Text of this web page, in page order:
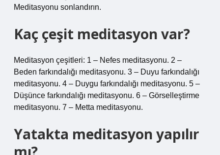
Meditasyonu sonlandırın.
Kaç çeşit meditasyon var?
Meditasyon çeşitleri: 1 – Nefes meditasyonu. 2 –
Beden farkındalığı meditasyonu. 3 – Duyu farkındalığı
meditasyonu. 4 – Duygu farkındalığı meditasyonu. 5 –
Düşünce farkındalığı meditasyonu. 6 – Görselleştirme
meditasyonu. 7 – Metta meditasyonu.
Yatakta meditasyon yapılır